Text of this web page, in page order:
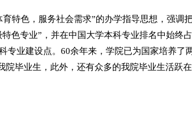
特色，服务社会需求”的办学指导思想，强
色专业”，并在中国大学本科专业排名中始终
专业建设点。 60余年来，学院已为国家培养了
毕业生，此外，还有众多的我院毕业生活跃